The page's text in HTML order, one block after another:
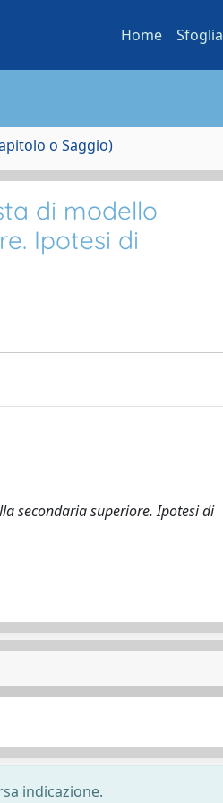
Home Sfoglia
o Saggio)
di modello
Ipotesi di
secondaria superiore. Ipotesi di
indicazione.